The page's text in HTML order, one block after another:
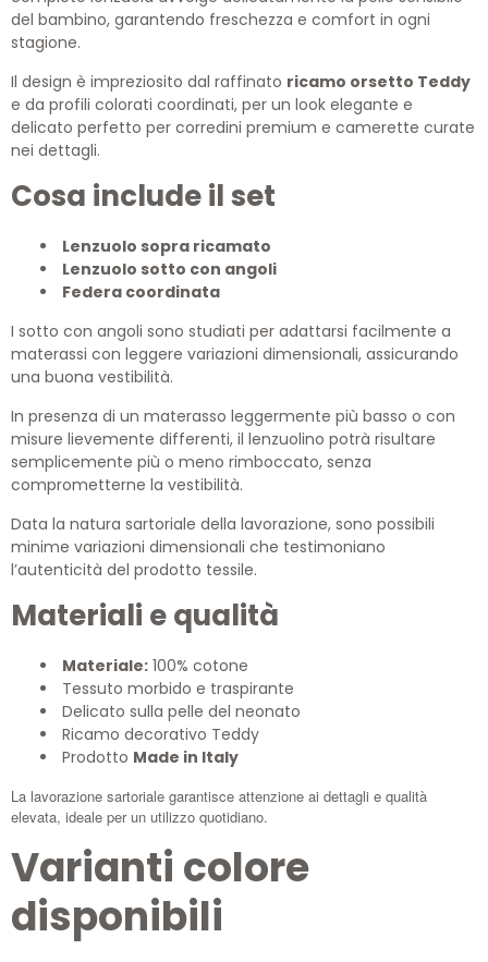
del bambino, garantendo freschezza e comfort in ogni
stagione.
Il design è impreziosito dal raffinato ricamo orsetto Teddy
e da profili colorati coordinati, per un look elegante e
delicato perfetto per corredini premium e camerette curate
nei dettagli.
Cosa include il set
Lenzuolo sopra ricamato
Lenzuolo sotto con angoli
Federa coordinata
I sotto con angoli sono studiati per adattarsi facilmente a
materassi con leggere variazioni dimensionali, assicurando
una buona vestibilità.
In presenza di un materasso leggermente più basso o con
misure lievemente differenti, il lenzuolino potrà risultare
semplicemente più o meno rimboccato, senza
comprometterne la vestibilità.
Data la natura sartoriale della lavorazione, sono possibili
minime variazioni dimensionali che testimoniano
l’autenticità del prodotto tessile.
Materiali e qualità
Materiale: 100% cotone
Tessuto morbido e traspirante
Delicato sulla pelle del neonato
Ricamo decorativo Teddy
Prodotto Made in Italy
La lavorazione sartoriale garantisce attenzione ai dettagli e qualità
elevata, ideale per un utilizzo quotidiano.
Varianti colore
disponibili